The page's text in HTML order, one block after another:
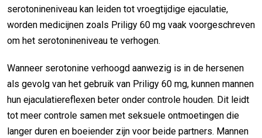
serotonineniveau kan leiden tot vroegtijdige ejaculatie,
worden medicijnen zoals Priligy 60 mg vaak voorgeschreven
om het serotonineniveau te verhogen.
Wanneer serotonine verhoogd aanwezig is in de hersenen
als gevolg van het gebruik van Priligy 60 mg, kunnen mannen
hun ejaculatiereflexen beter onder controle houden. Dit leidt
tot meer controle samen met seksuele ontmoetingen die
langer duren en boeiender zijn voor beide partners. Mannen